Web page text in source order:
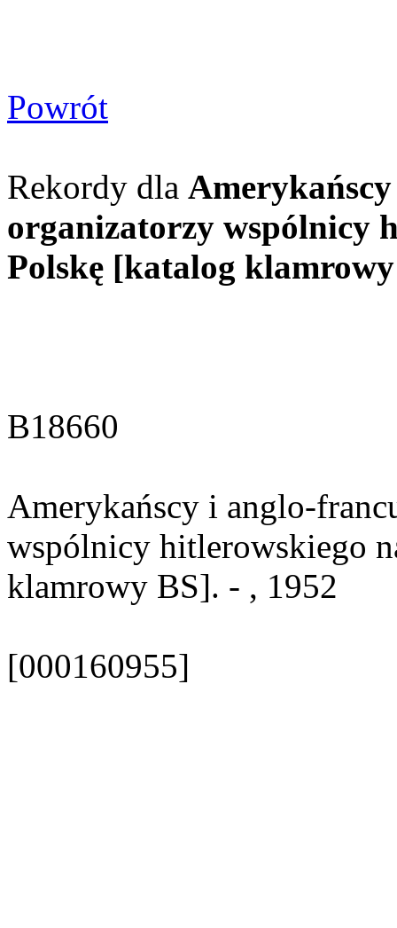
Powrót
Rekordy dla
organizatorzy wspólnicy
Polskę [katalog
B18660
Amerykańscy i anglo-
wspólnicy hitlerowskiego
klamrowy BS]. - , 1952
[000160955]